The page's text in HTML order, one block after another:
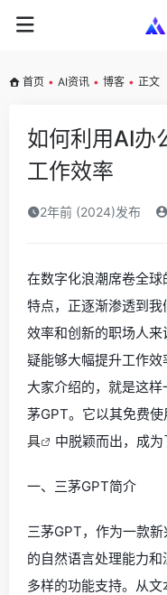
首页 • AI资讯 • 博客 • 正文
如何利用AI办
工作效率
2年前 (2024)发布
在数字化浪潮席卷全
特点，正逐渐渗透到
效率和创新的职场人来
疑能够大幅提升工作
大家介绍的，就是这
茅GPT。它以其免费
具
中脱颖而出，成为
一、三茅GPT简介
三茅GPT，作为一款
的自然语言处理能力
多样的功能支持。从文